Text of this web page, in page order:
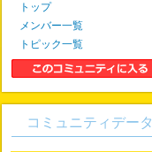
トップ
メンバー一覧
トピック一覧
コミュニティデータ